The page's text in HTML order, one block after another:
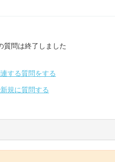
質問は終了しました
する質問をする
規に質問する